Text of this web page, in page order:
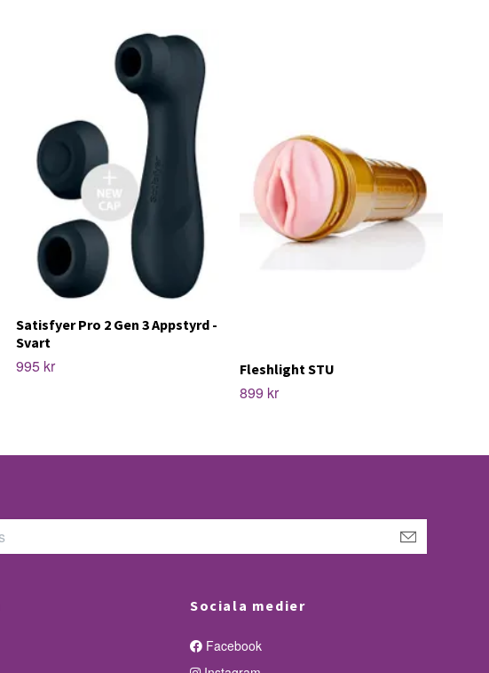
Satisfyer Pro 2 Gen 3 Appstyrd -
Svart
995 kr Fleshlight STU
899 kr
Sociala medier
Facebook